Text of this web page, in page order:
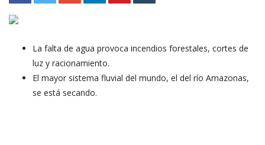
La falta de agua provoca incendios forestales, cortes de
luz y racionamiento.
El mayor sistema fluvial del mundo, el del río Amazonas,
se está secando.